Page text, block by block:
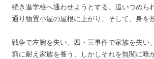
続き進学校へ通わせようとする。追いつめら
通り物置小屋の屋根に上がり、そして、身を
戦争で左腕を失い、四・三事件で家族を失い
窮に耐え家族を養う、しかしそれを無闇に嘆